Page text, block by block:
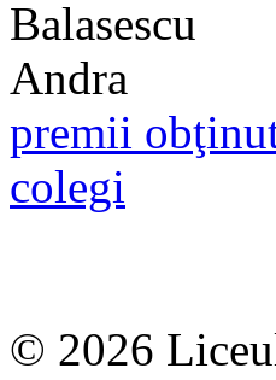
premii
colegi
© 2026